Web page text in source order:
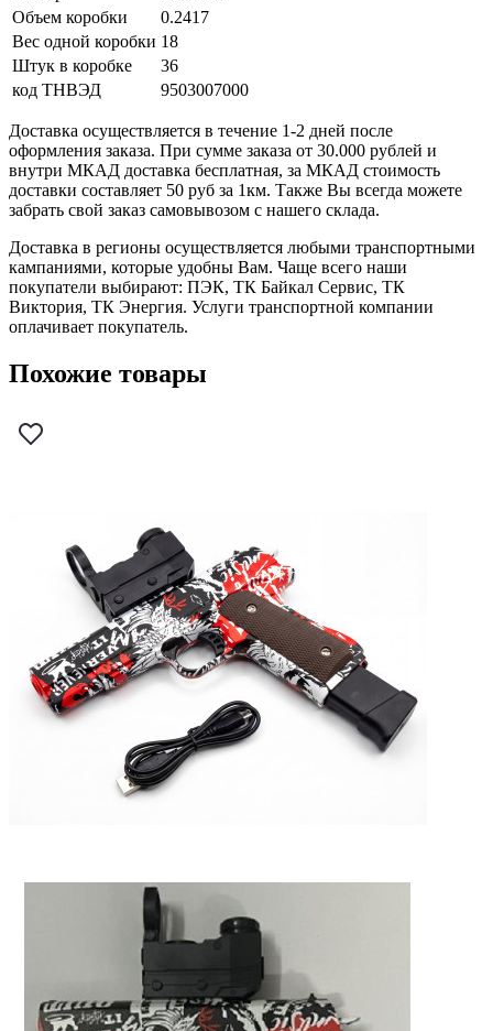
Объем коробки
0.2417
Вес одной коробки 18
Штук в коробке
36
код ТНВЭД
9503007000
Доставка осуществляется в течение 1-2 дней после
оформления заказа. При сумме заказа от 30.000 рублей и
внутри МКАД доставка бесплатная, за МКАД стоимость
доставки составляет 50 руб за 1км. Также Вы всегда можете
забрать свой заказ самовывозом с нашего склада.
Доставка в регионы осуществляется любыми транспортными
кампаниями, которые удобны Вам. Чаще всего наши
покупатели выбирают: ПЭК, ТК Байкал Сервис, ТК
Виктория, ТК Энергия. Услуги транспортной компании
оплачивает покупатель.
Похожие товары